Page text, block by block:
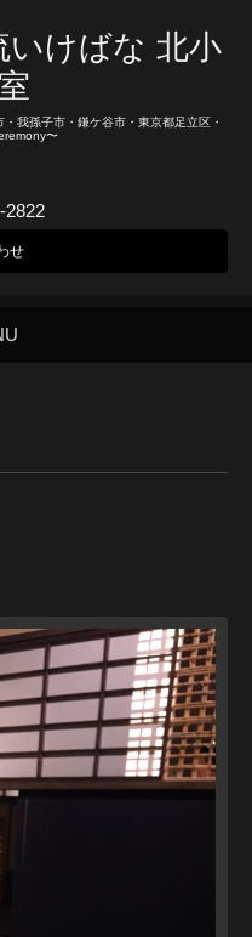
いけばな 北小
我孫子市・鎌ケ谷市・東京都足立区・
〜
2822
せ